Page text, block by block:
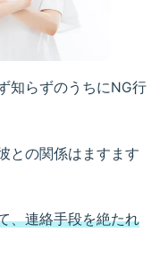
知らずのうちにNG行
との関係はますます
、連絡手段を絶たれ